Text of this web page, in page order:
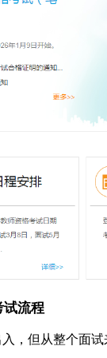
试流程
，但从整个面试